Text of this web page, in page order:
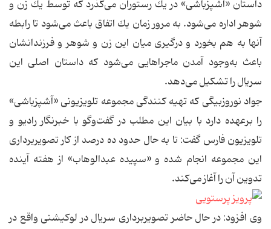
داستان «آشپزباشی» در یك رستوران می‌گذرد كه توسط یك زن و
شوهر اداره می‌شود. به مرور زمان یك اتفاق باعث می‌شود تا رابطه
آنها به هم بخورد و درگیری میان این زن و شوهر و فرزندانشان
باعث به‌وجود آمدن ماجراهایی می‌شود كه داستان اصلی این
سریال را تشكیل می‌دهد.
جواد نوروزبیگی كه تهیه كنندگی مجموعه تلویزیونی «آشپزباشی»
را برعهده دارد با بیان این مطلب در گفت‌وگو با خبرنگار رادیو و
تلویزیون فارس گفت: تا به حال حدود ده درصد از كار تصویربرداری
این مجموعه انجام شده و «سپیده عبدالوهاب» از هفته آینده
تدوین آن را آغاز می‌كند.
وی افزود: در حال حاضر تصویربرداری سریال در لوكیشنی واقع در